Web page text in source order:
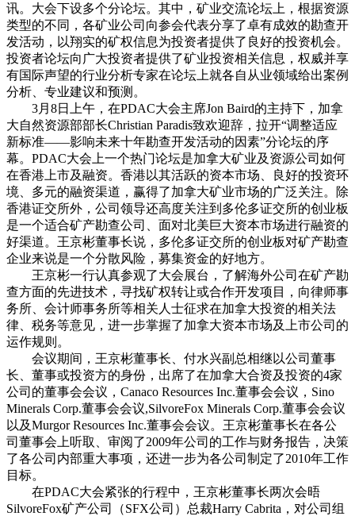
讯。大会下设多个分论坛。其中，矿业交流论坛上，根据资源
类型的不同，各矿业公司向参会代表分享了卓有成效的勘查开
发活动，以翔实的矿权信息为投资者提供了良好的投资机会。
投资者论坛向广大投资者提供了矿业投资相关信息，权威并享
有国际声望的行业分析专家在论坛上就各自从业领域给出案例
分析、专业建议和预测。
3月8日上午，在PDAC大会主席Jon Baird的主持下，加拿
大自然资源部部长Christian Paradis致欢迎辞，拉开“调整适应
新标准——影响未来十年勘查开发活动的因素”分论坛的序
幕。PDAC大会上一个热门论坛是加拿大矿业及资源公司如何
在香港上市及融资。香港以其活跃的资本市场、良好的投资环
境、多元的融资渠道，赢得了加拿大矿业市场的广泛关注。除
香港证交所外，公司领导还高度关注到多伦多证交所的创业板
是一个适合矿产勘查公司、面对北美巨大资本市场进行融资的
好渠道。王京彬董事长说，多伦多证交所的创业板对矿产勘查
企业来说是一个分散风险，募集资金的好地方。
王京彬一行认真参观了大会展台，了解海外公司在矿产勘
查方面的先进技术，寻找矿权转让或合作开发项目，向律师事
务所、会计师事务所等相关人士征求在加拿大投资的相关法
律、税务等意见，进一步掌握了加拿大资本市场及上市公司的
运作规则。
会议期间，王京彬董事长、付水兴副总相继以公司董事
长、董事或投资方的身份，出席了在加拿大合资及投资的4家
公司的董事会会议，Canaco Resources Inc.董事会会议，Sino
Minerals Corp.董事会会议,SilvoreFox Minerals Corp.董事会会议
以及Murgor Resources Inc.董事会会议。王京彬董事长在各公
司董事会上听取、审阅了2009年公司的工作与财务报告，决策
了各公司内部重大事项，还进一步为各公司制定了2010年工作
目标。
在PDAC大会紧张的行程中，王京彬董事长两次会晤
SilvoreFox矿产公司（SFX公司）总裁Harry Cabrita，对公司组